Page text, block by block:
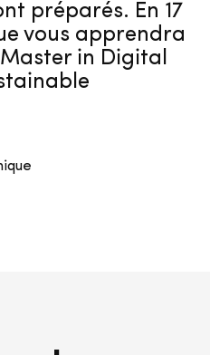
préparés. En 17
vous apprendra
in Digital